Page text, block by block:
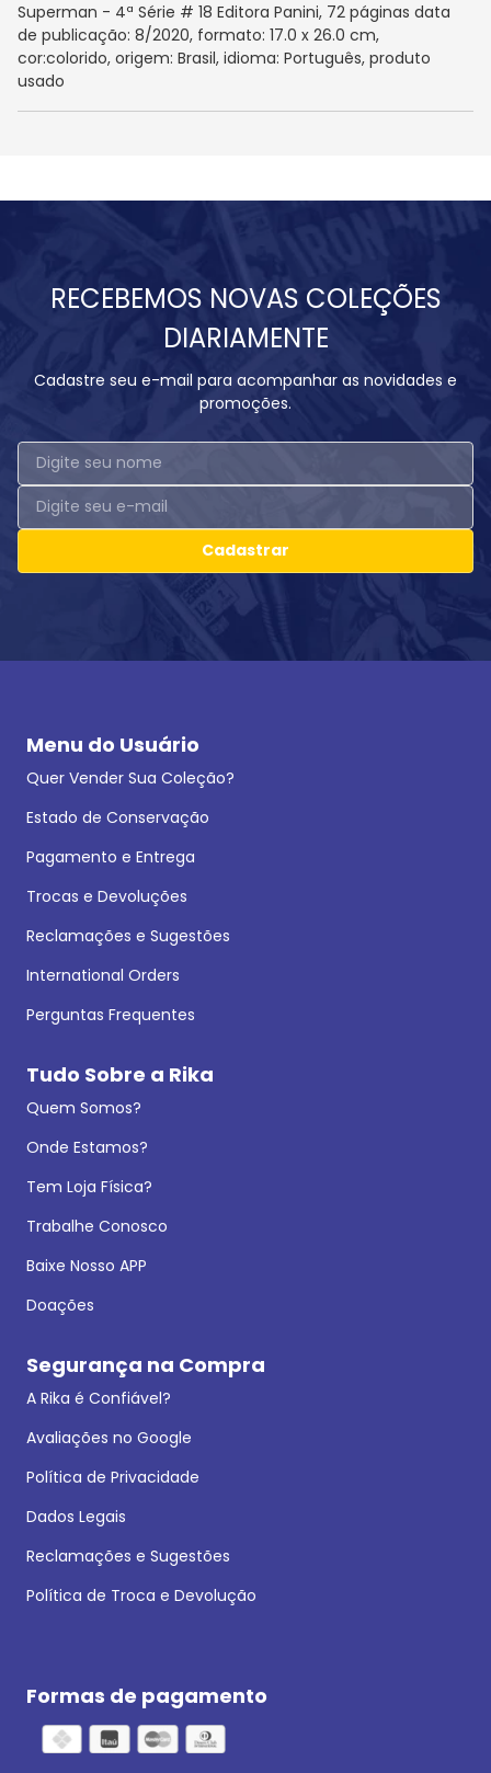
Superman - 4ª Série # 18 Editora Panini, 72 páginas data
de publicação: 8/2020, formato: 17.0 x 26.0 cm,
cor:colorido, origem: Brasil, idioma: Português, produto
usado
RECEBEMOS NOVAS COLEÇÕES
DIARIAMENTE
Cadastre seu e-mail para acompanhar as novidades e
promoções.
Cadastrar
Menu do Usuário
Quer Vender Sua Coleção?
Estado de Conservação
Pagamento e Entrega
Trocas e Devoluções
Reclamações e Sugestões
International Orders
Perguntas Frequentes
Tudo Sobre a Rika
Quem Somos?
Onde Estamos?
Tem Loja Física?
Trabalhe Conosco
Baixe Nosso APP
Doações
Segurança na Compra
A Rika é Confiável?
Avaliações no Google
Política de Privacidade
Dados Legais
Reclamações e Sugestões
Política de Troca e Devolução
Formas de pagamento